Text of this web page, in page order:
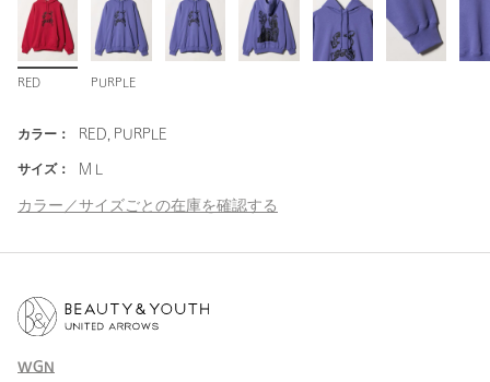
RED PURPLE
カラー： RED, PURPLE
サイズ： M L
カラー／サイズごとの在庫を確認する
WGN